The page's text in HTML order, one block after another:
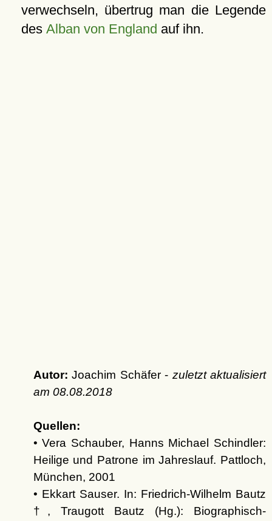
verwechseln, übertrug man die Legende
des Alban von England auf ihn.
Autor: Joachim Schäfer - zuletzt aktualisiert
am 08.08.2018
Quellen:
• Vera Schauber, Hanns Michael Schindler:
Heilige und Patrone im Jahreslauf. Pattloch,
München, 2001
• Ekkart Sauser. In: Friedrich-Wilhelm Bautz
†, Traugott Bautz (Hg.): Biographisch-